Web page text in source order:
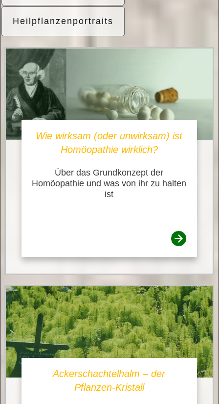
Heilpflanzenportraits
Wie wirksam (oder unwirksam) ist
Homöopathie wirklich?
Über das Grundkonzept der
Homöopathie und was von ihr zu halten
ist
Ackerschachtelhalm – der
Pflanzen-Kristall